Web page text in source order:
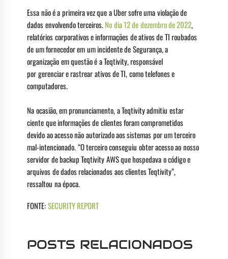
Essa não é a primeira vez que a Uber sofre uma violação de
dados envolvendo terceiros.No dia 12 de dezembro de 2022,
relatórios corporativos e informações de ativos de TI roubados
de um fornecedor em um incidente de Segurança, a
organização em questão é a Teqtivity, responsável
por gerenciar e rastrear ativos de TI, como telefones e
computadores.
Na ocasião, em pronunciamento, a Teqtivity admitiu estar
ciente que informações de clientes foram comprometidos
devido ao acesso não autorizado aos sistemas por um terceiro
mal-intencionado. “O terceiro conseguiu obter acesso ao nosso
servidor de backup Teqtivity AWS que hospedava o código e
arquivos de dados relacionados aos clientes Teqtivity”,
ressaltou na época.
FONTE:SECURITY REPORT
POSTS RELACIONADOS